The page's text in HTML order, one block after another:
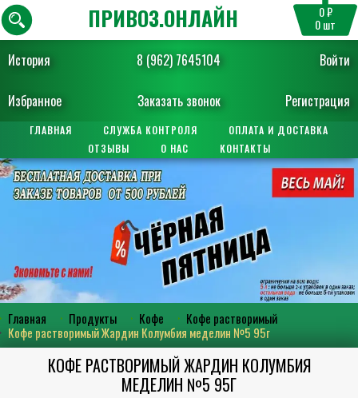
История 8 (962) 7645104 Войти
Избранное Заказать звонок Регистрация
ПРИВОЗ.ОНЛАЙН 0 ₽
0шт
ГЛАВНАЯ СЛУЖБА КОНТРОЛЯ
ОПЛАТА И ДОСТАВКА
ОТЗЫВЫ
О НАС КОНТАКТЫ
Главная Продукты Кофе
Кофе растворимый
Кофе растворимый Жардин Колумбия меделин №5 95г
КОФЕ РАСТВОРИМЫЙ ЖАРДИН КОЛУМБИЯ
МЕДЕЛИН №5 95Г